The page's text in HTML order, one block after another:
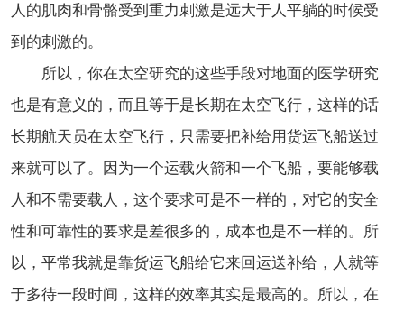
人的肌肉和骨骼受到重力刺激是远大于人平躺的时候受
到的刺激的。
所以，你在太空研究的这些手段对地面的医学研究
也是有意义的，而且等于是长期在太空飞行，这样的话
长期航天员在太空飞行，只需要把补给用货运飞船送过
来就可以了。因为一个运载火箭和一个飞船，要能够载
人和不需要载人，这个要求可是不一样的，对它的安全
性和可靠性的要求是差很多的，成本也是不一样的。所
以，平常我就是靠货运飞船给它来回运送补给，人就等
于多待一段时间，这样的效率其实是最高的。所以，在